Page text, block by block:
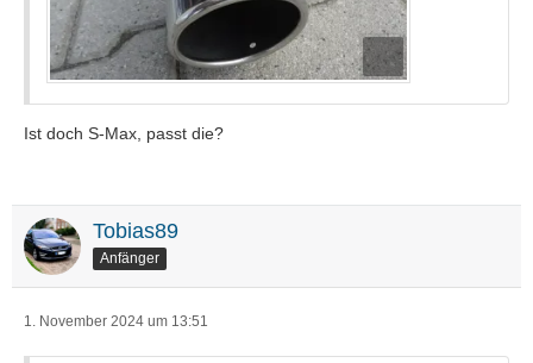
Ist doch S-Max, passt die?
Tobias89
Anfänger
1. November 2024 um 13:51